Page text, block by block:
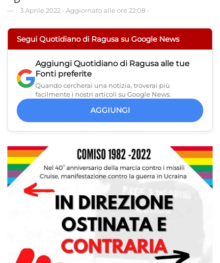
3 Aprile 2022 - Aggiornato alle ore 22:08 -
Segui Quotidiano di Ragusa su Google News
Aggiungi Quotidiano di Ragusa alle tue
Fonti preferite
Quando cercherai una notizia, troverai più
facilmente i nostri articoli su Google News.
AGGIUNGI